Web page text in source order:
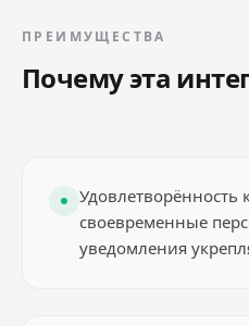
ПРЕИМУЩЕСТВА
Почему эта
Удовлетворённость
своевременные
уведомления